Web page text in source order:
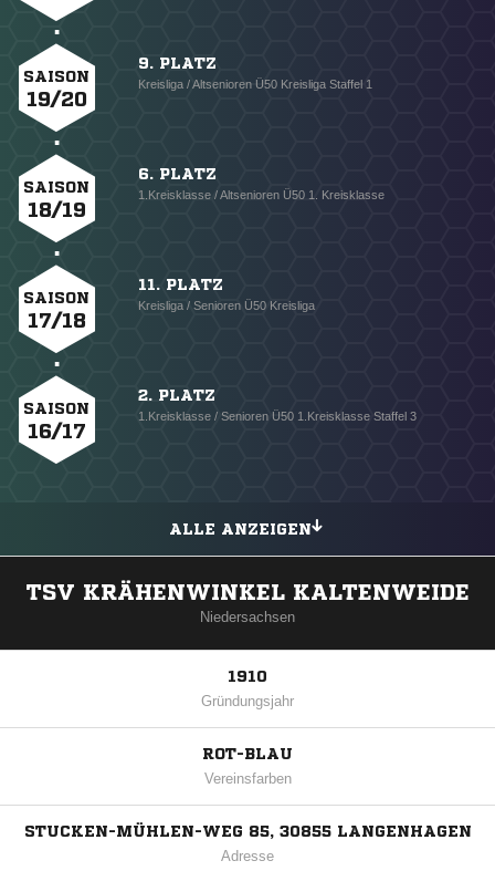
SAISON
19/20
9. PLATZ
Kreisliga / Altsenioren Ü50 Kreisliga Staffel 1
SAISON
18/19
6. PLATZ
1.Kreisklasse / Altsenioren Ü50 1. Kreisklasse
SAISON
17/18
11. PLATZ
Kreisliga / Senioren Ü50 Kreisliga
SAISON
16/17
2. PLATZ
1.Kreisklasse / Senioren Ü50 1.Kreisklasse Staffel 3
ALLE ANZEIGEN
TSV KRÄHENWINKEL KALTENWEIDE
Niedersachsen
1910
Gründungsjahr
ROT-BLAU
Vereinsfarben
STUCKEN-MÜHLEN-WEG 85, 30855 LANGENHAGEN
Adresse